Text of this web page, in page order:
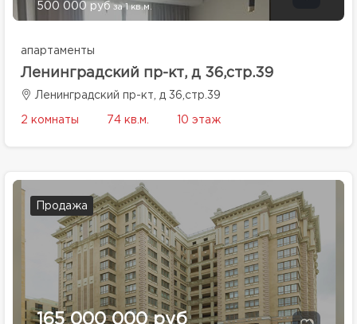
500 000 руб за 1 кв.м.
апартаменты
Ленинградский пр-кт, д 36,стр.39
Ленинградский пр-кт, д 36,стр.39
2 комнаты 74 кв.м. 10 этаж
Продажа
165 000 000 руб